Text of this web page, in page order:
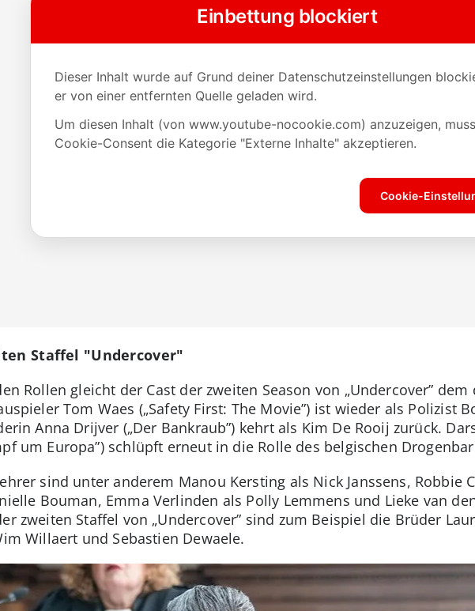
Staffel "Undercover"
Rollen gleicht der Cast der zweiten Season von „Undercover”
Tom Waes („Safety First: The Movie”) ist wieder als Polizist
Anna Drijver („Der Bankraub”) kehrt als Kim De Rooij zurück.
um Europa”) schlüpft erneut in die Rolle des belgischen
sind unter anderem Manou Kersting als Nick Janssens, Robbie
Bouman, Emma Verlinden als Polly Lemmens und Lieke van
zweiten Staffel von „Undercover” sind zum Beispiel die Brüder
Willaert und Sebastien Dewaele.